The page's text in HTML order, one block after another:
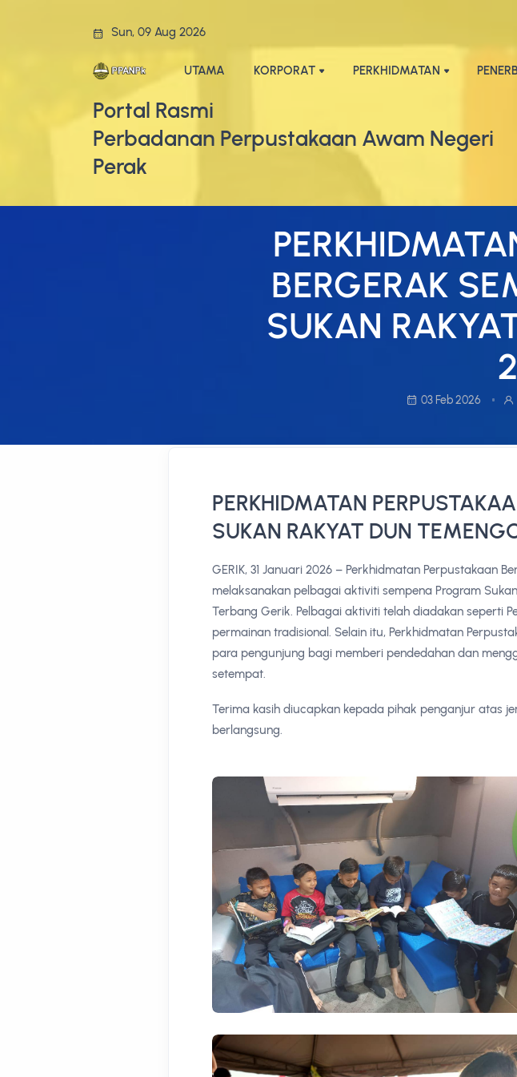
Sun, 09 Aug 2026
UTAMA KORPORAT PERKHIDMATAN
Portal Rasmi
Perbadanan Perpustakaan Awam Negeri
Perak
BERGERAK
SUKAN
03 Feb 2026
PERKHIDMATAN
SUKAN RAKYAT DUN
GERIK, 31 Januari 2026 – Perkhidmatan Perpustakaan
melaksanakan pelbagai aktiviti sempena Program
Terbang Gerik. Pelbagai aktiviti telah diadakan seperti
permainan tradisional. Selain itu, Perkhidmatan
para pengunjung bagi memberi pendedahan dan
setempat.
Terima kasih diucapkan kepada pihak penganjur atas
berlangsung.